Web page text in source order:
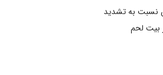
به تشدید
بیت‌ لحم